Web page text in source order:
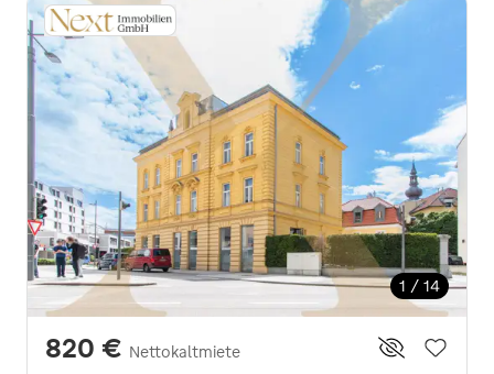
1 / 14
820 € Nettokaltmiete